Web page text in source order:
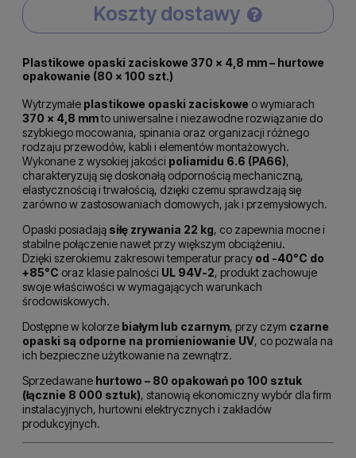
Koszty dostawy
Cena nie zawiera ewentualnych kosztów płatności
Plastikowe opaski zaciskowe 370 × 4,8 mm – hurtowe
opakowanie (80 × 100 szt.)
Wytrzymałe plastikowe opaski zaciskowe o wymiarach
370 × 4,8 mmto uniwersalne i niezawodne rozwiązanie do
szybkiego mocowania, spinania oraz organizacji różnego
rodzaju przewodów, kabli i elementów montażowych.
Wykonane z wysokiej jakości poliamidu 6.6 (PA66),
charakteryzują się doskonałą odpornością mechaniczną,
elastycznością i trwałością, dzięki czemu sprawdzają się
zarówno w zastosowaniach domowych, jak i przemysłowych.
Opaski posiadają siłę zrywania 22 kg, co zapewnia mocne i
stabilne połączenie nawet przy większym obciążeniu.
Dzięki szerokiemu zakresowi temperatur pracy od -40°C do
+85°C oraz klasie palności UL 94V-2, produkt zachowuje
swoje właściwości w wymagających warunkach
środowiskowych.
Dostępne w kolorze białym lub czarnym, przy czym czarne
opaski są odporne na promieniowanie UV, co pozwala na
ich bezpieczne użytkowanie na zewnątrz.
Sprzedawane hurtowo – 80 opakowań po 100 sztuk
(łącznie 8 000 sztuk), stanowią ekonomiczny wybór dla firm
instalacyjnych, hurtowni elektrycznych i zakładów
produkcyjnych.